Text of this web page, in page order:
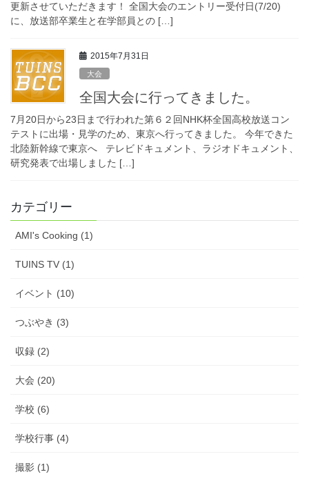
更新させていただきます！ 全国大会のエントリー受付日(7/20)
に、放送部卒業生と在学部員との […]
2015年7月31日
大会
全国大会に行ってきました。
7月20日から23日まで行われた第６２回NHK杯全国高校放送コン
テストに出場・見学のため、東京へ行ってきました。 今年できた
北陸新幹線で東京へ テレビドキュメント、ラジオドキュメント、
研究発表で出場しました […]
カテゴリー
AMI's Cooking (1)
TUINS TV (1)
イベント (10)
つぶやき (3)
収録 (2)
大会 (20)
学校 (6)
学校行事 (4)
撮影 (1)